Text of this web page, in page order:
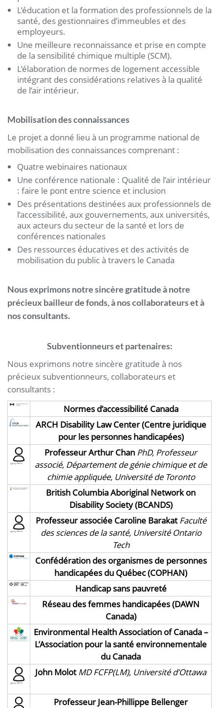
L’éducation et la formation des professionnels de la
santé, des gestionnaires d’immeubles et des
employeurs.
Une meilleure reconnaissance et prise en compte
de la sensibilité chimique multiple (SCM).
L’élaboration de normes de logement accessible
intégrant des considérations relatives à la qualité
de l’air intérieur.
Mobilisation des connaissances
Le projet a donné lieu à un programme national de
mobilisation des connaissances comprenant :
Quatre webinaires nationaux
Une conférence nationale : Qualité de l’air intérieur
: faire le pont entre science et inclusion
Des présentations destinées aux professionnels de
l’accessibilité, aux gouvernements, aux universités,
aux acteurs du secteur de la santé et lors de
conférences nationales
Des ressources éducatives et des activités de
mobilisation du public à travers le Canada
Nous exprimons notre sincère gratitude à notre
précieux bailleur de fonds, à nos collaborateurs et à
nos consultants.
Subventionneurs et partenaires:
Nous exprimons notre sincère gratitude à nos
précieux subventionneurs, collaborateurs et
consultants :
Normes d’accessibilité Canada
ARCH Disability Law Center (Centre juridique
pour les personnes handicapées)
Professeur Arthur Chan PhD, Professeur
associé, Département de génie chimique et de
chimie appliquée, Université de Toronto
British Columbia Aboriginal Network on
Disability Society (BCANDS)
Professeur associée Caroline Barakat Faculté
des sciences de la santé, Université Ontario
Tech
Confédération des organismes de personnes
handicapées du Québec (COPHAN)
Handicap sans pauvreté
Réseau des femmes handicapées (DAWN
Canada)
Environmental Health Association of Canada –
L’Association pour la santé environnementale
du Canada
John Molot MD FCFP(LM), Université d’Ottawa
Professeur Jean-Phillippe Bellenger